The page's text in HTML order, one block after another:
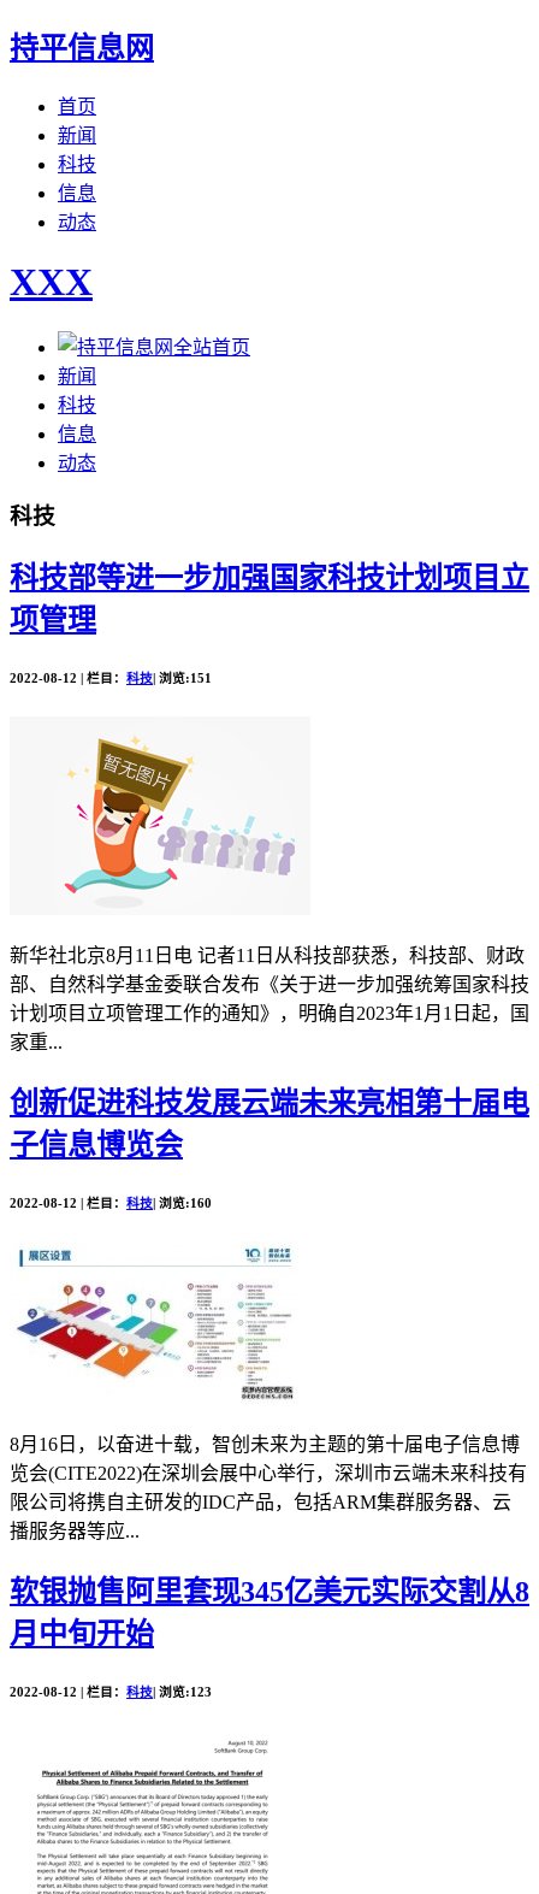
持平信息网
首页
新闻
科技
信息
动态
XXX
全站首页
新闻
科技
信息
动态
科技
科技部等进一步加强国家科技计划项目立
项管理
2022-08-12 | 栏目： 科技 | 浏览:151
新华社北京8月11日电 记者11日从科技部获悉，科技部、财政
部、自然科学基金委联合发布《关于进一步加强统筹国家科技
计划项目立项管理工作的通知》，明确自2023年1月1日起，国
家重...
创新促进科技发展云端未来亮相第十届电
子信息博览会
2022-08-12 | 栏目： 科技| 浏览:160
8月16日，以奋进十载，智创未来为主题的第十届电子信息博
览会(CITE2022)在深圳会展中心举行，深圳市云端未来科技有
限公司将携自主研发的IDC产品，包括ARM集群服务器、云
播服务器等应...
软银抛售阿里套现345亿美元实际交割从8
月中旬开始
2022-08-12 | 栏目： 科技| 浏览:123